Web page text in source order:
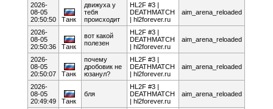
2026-
08-05
20:50:50
Танк
движуха у
тебя
происходит
HL2F #3 |
DEATHMATCH
| hl2forever.ru
aim_arena_reloaded
2026-
08-05
20:50:36
Танк
вот какой
полезен
HL2F #3 |
DEATHMATCH
| hl2forever.ru
aim_arena_reloaded
2026-
08-05
20:50:07
Танк
почему
дробовик не
юзанул?
HL2F #3 |
DEATHMATCH
| hl2forever.ru
aim_arena_reloaded
2026-
08-05
20:49:49
Танк
бля
HL2F #3 |
DEATHMATCH
| hl2forever.ru
aim_arena_reloaded